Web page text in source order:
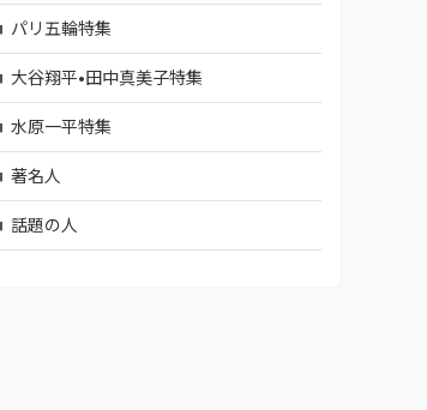
パリ五輪特集
大谷翔平•田中真美子特集
水原一平特集
著名人
話題の人